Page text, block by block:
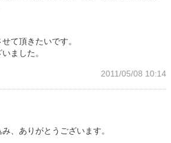
て頂きたいです。
ました。
2011/05/08 10:14
、ありがとうございます。